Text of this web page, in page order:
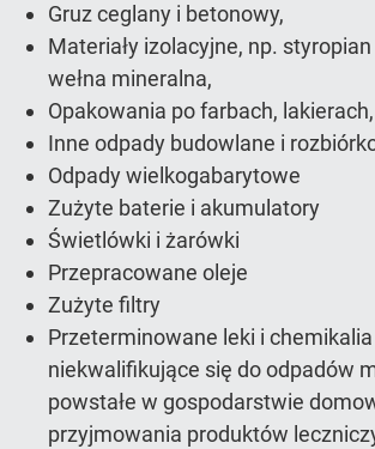
Gruz ceglany i betonowy,
Materiały izolacyjne, np.
wełna mineralna,
Opakowania po farbach, lakierach,
Inne odpady budowlane i
Odpady wielkogabarytowe
Zużyte baterie i akumulatory
Świetlówki i żarówki
Przepracowane oleje
Zużyte filtry
Przeterminowane leki i
niekwalifikujące się do odpadów
powstałe w gospodarstwie
przyjmowania produktów